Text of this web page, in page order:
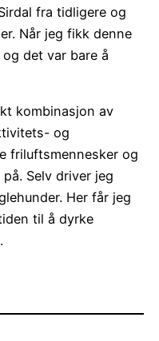
fra tidligere og
Når jeg fikk denne
det var bare å
kombinasjon av
og
friluftsmennesker og
Selv driver jeg
Her får jeg
til å dyrke